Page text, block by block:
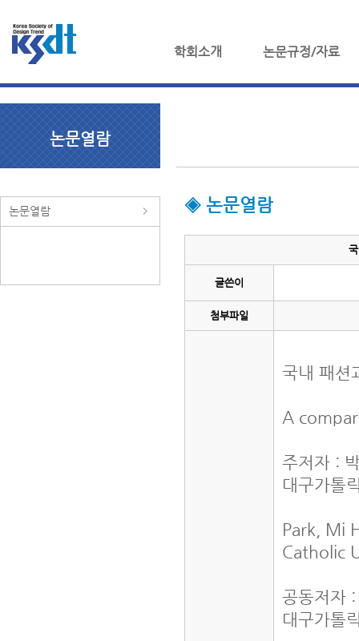
학회소개 논문규정/자료
논문열람
논문열람 ◈ 논문열람
글쓴이
첨부파일
국내 패션
A
주저자 :
대구가톨
Park, Mi
Catholic
공동저자
대구가톨